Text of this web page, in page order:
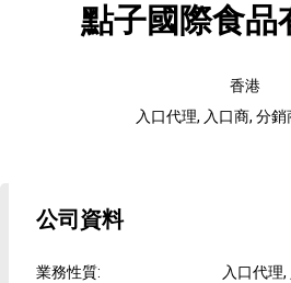
點子國際食品
香港
入口代理, 入口商, 分
公司資料
業務性質:
入口代理